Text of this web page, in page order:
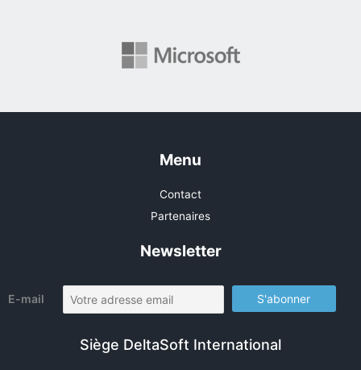
Menu
Contact
Partenaires
Newsletter
E-mail
Siège DeltaSoft International